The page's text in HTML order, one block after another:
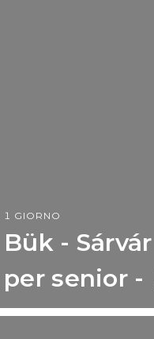
1 GIORNO
Bük -
per senior -